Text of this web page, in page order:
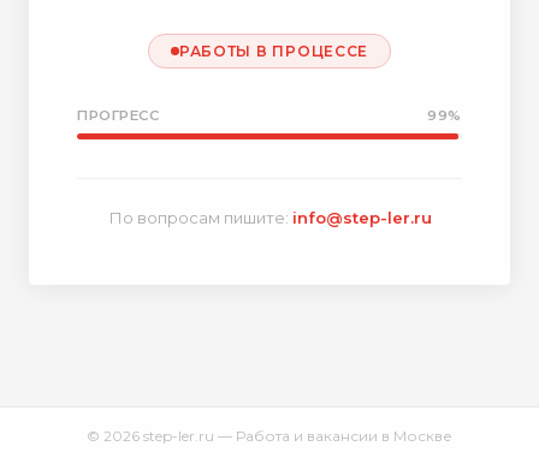
РАБОТЫ В ПРОЦЕССЕ
ПРОГРЕСС 99%
По вопросам пишите: info@step-ler.ru
© 2026 step-ler.ru — Работа и вакансии в Москве